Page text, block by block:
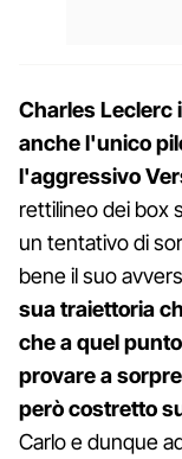
Charles Leclerc
anche l'unico
l'aggressivo
rettilineo dei box
un tentativo di
bene il suo
sua traiettoria
che a quel
provare a
però costretto
Carlo e dunque